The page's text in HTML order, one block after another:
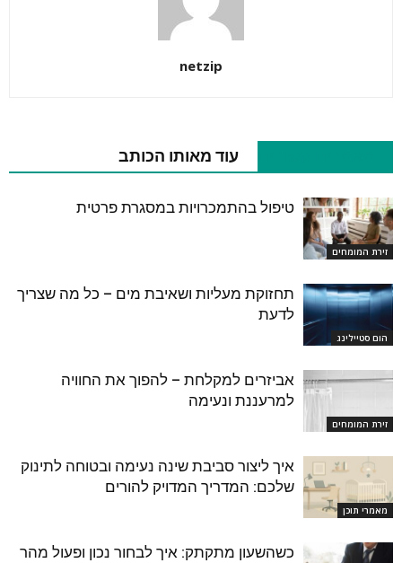
netzip
עוד מאותו הכותב
זירת המומחים
טיפול בהתמכרויות במסגרת פרטית
הום סטיילינג
תחזוקת מעליות ושאיבת מים – כל מה שצריך
לדעת
זירת המומחים
אביזרים למקלחת – להפוך את החוויה
למרעננת ונעימה
מאמרי תוכן
איך ליצור סביבת שינה נעימה ובטוחה לתינוק
שלכם: המדריך המדויק להורים
כשהשעון מתקתק: איך לבחור נכון ופעול מהר